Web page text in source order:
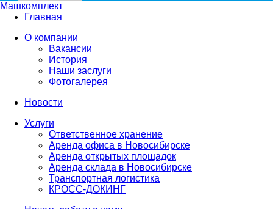
Машкомплект
Главная
О компании
Вакансии
История
Наши заслуги
Фотогалерея
Новости
Услуги
Ответственное хранение
Аренда офиса в Новосибирске
Аренда открытых площадок
Аренда склада в Новосибирске
Транспортная логистика
КРОСС-ДОКИНГ